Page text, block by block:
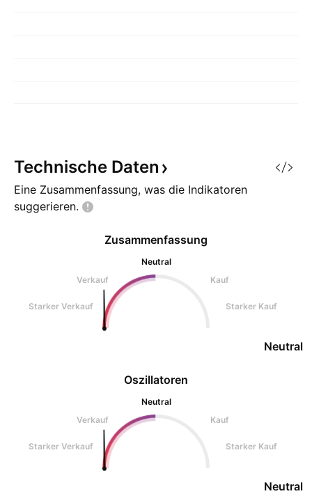
Technische Daten
Eine Zusammenfassung, was die Indikatoren
suggerieren.
Oszillatoren
Neutral
Verkauf
Kauf
Starker Verkauf Starker Kauf
Neutral
Zusammenfassung
Neutral
Verkauf
Kauf
Starker Verkauf Starker Kauf
Neutral